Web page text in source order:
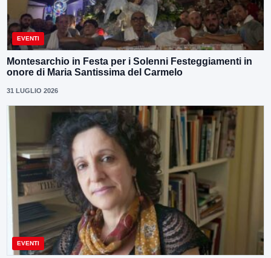
EVENTI
Montesarchio in Festa per i Solenni Festeggiamenti in
onore di Maria Santissima del Carmelo
31 LUGLIO 2026
EVENTI